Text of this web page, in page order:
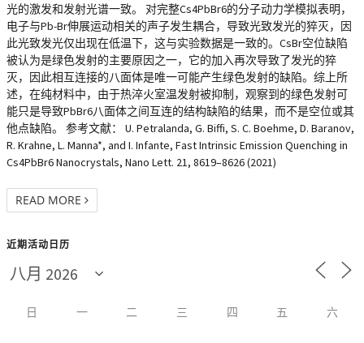
光的激发和发射光谱一致。 对完整Cs4PbBr6的分子动力学模拟表明，
电子与Pb-Br伸展运动相关的声子发生耦合，导致光致发光的猝灭，因
此光致发光仅出现在低温下，这与实验数据是一致的。CsBr空位缺陷
被认为是绿色发射的主要原因之一，它的加入再次导致了发光的猝
灭，因此相互连接的八面体是唯一可能产生绿色发射的缺陷。综上所
述，在纯材料中，由于热淬火室温发射被抑制，观察到的绿色发射可
能只是导致PbBr6八面体之间互连的结构缺陷的结果，而不是空位或其
他点缺陷。 参考文献： U. Petralanda, G. Biffi, S. C. Boehme, D. Baranov,
R. Krahne, L. Manna*, and I. Infante, Fast Intrinsic Emission Quenching in
Cs4PbBr6 Nanocrystals, Nano Lett. 21, 8619–8626 (2021)
READ MORE
近期活动日历
日 一 二 三 四 五 六